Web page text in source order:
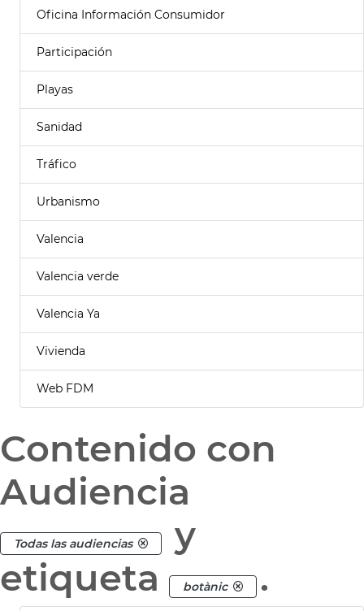
Oficina Información Consumidor
Participación
Playas
Sanidad
Tráfico
Urbanismo
Valencia
Valencia verde
Valencia Ya
Vivienda
Web FDM
Contenido con
Audiencia
Todas las audiencias
y
etiqueta
botànic .